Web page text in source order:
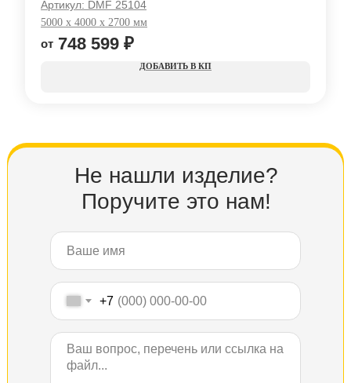
Артикул: DMF 25104
5000 x 4000 x 2700 мм
748 599 ₽
КП
Не нашли изделие?
Поручите это нам!
+7